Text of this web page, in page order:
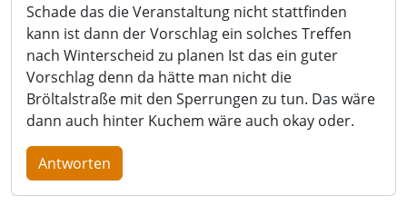
Schade das die Veranstaltung nicht stattfinden
kann ist dann der Vorschlag ein solches Treffen
nach Winterscheid zu planen Ist das ein guter
Vorschlag denn da hätte man nicht die
Bröltalstraße mit den Sperrungen zu tun. Das wäre
dann auch hinter Kuchem wäre auch okay oder.
Antworten